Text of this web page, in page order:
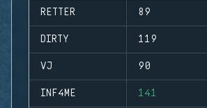
RETTER 89
DIRTY 119
VJ 90
INF4ME 141